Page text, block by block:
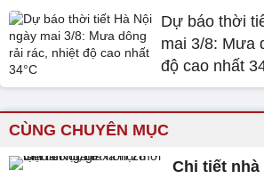
Dự báo thời
mai 3/8: Mưa
độ cao nhất
CÙNG CHUYÊN MỤC
Chi tiết